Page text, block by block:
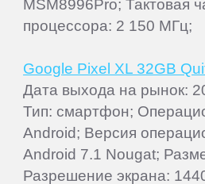
MSM8996Pro; Тактовая
процессора: 2 150 МГц;
Google Pixel XL 32GB
Дата выхода на рынок:
Тип: смартфон;
Android; Версия
Android 7.1 Nougat;
Разрешение экрана: